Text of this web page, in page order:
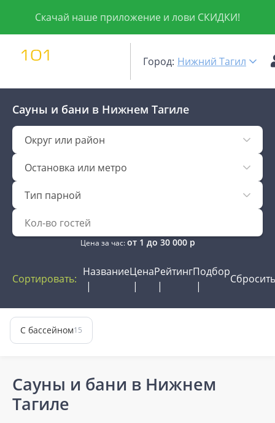
Скачай наше приложение и лови СКИДКИ!
Город: Нижний Тагил
Сауны и бани в Нижнем Тагиле
Округ или район
Остановка или метро
Тип парной
Цена за час:от 1 до 30 000р
Сортировать:
НазваниеЦенаРейтингПодбор
Сбросить
С бассейном15
Сауны и бани в Нижнем
Тагиле